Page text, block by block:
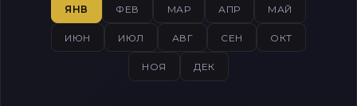
ЯНВ ФЕВ МАР АПР МАЙ
ИЮН ИЮЛ АВГ СЕН ОКТ
НОЯ ДЕК